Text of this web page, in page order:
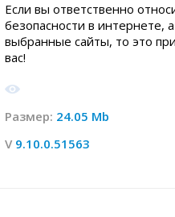
Если вы ответственно
безопасности в интернете,
выбранные сайты, то это
вас!
Размер: 24.05 Mb
V 9.10.0.51563